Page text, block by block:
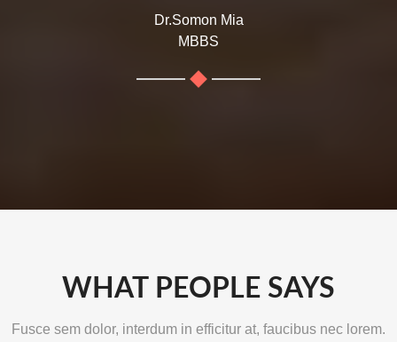
Dr.Somon Mia
MBBS
WHAT PEOPLE SAYS
Fusce sem dolor, interdum in efficitur at, faucibus nec lorem.